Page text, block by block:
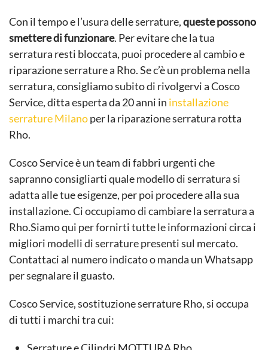
Con il tempo e l’usura delle serrature,queste possono
smettere di funzionare. Per evitare che la tua
serratura resti bloccata, puoi procedere al cambio e
riparazione serrature a Rho. Se c’è un problema nella
serratura, consigliamo subito di rivolgervi a Cosco
Service, ditta esperta da 20 anni in installazione
serrature Milanoper la riparazione serratura rotta
Rho.
Cosco Service è un team di fabbri urgenti che
sapranno consigliarti quale modello di serratura si
adatta alle tue esigenze, per poi procedere alla sua
installazione. Ci occupiamo di cambiare la serratura a
Rho.Siamo qui per fornirti tutte le informazioni circa i
migliori modelli di serrature presenti sul mercato.
Contattaci al numero indicato o manda un Whatsapp
per segnalare il guasto.
Cosco Service, sostituzione serrature Rho, si occupa
di tutti i marchi tra cui: